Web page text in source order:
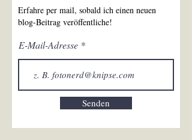
Erfahre per mail, sobald ich einen neuen
blog-Beitrag veröffentliche!
E-Mail-Adresse
Senden